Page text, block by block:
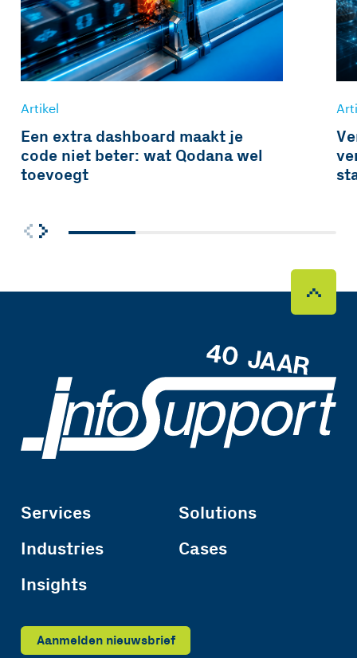
Artikel
Een extra dashboard maakt je
code niet beter: wat Qodana wel
toevoegt
Services
Solutions
Industries
Cases
Insights
Aanmelden nieuwsbrief